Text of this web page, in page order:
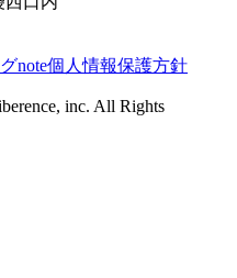
note個人情報保護方針
inc. All Rights